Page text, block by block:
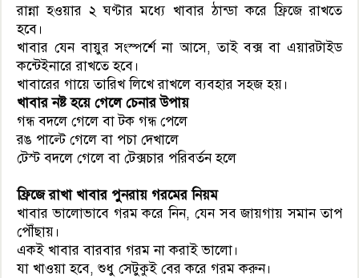
রান্না হওয়ার ২ ঘণ্টার মধ্যে খাবার ঠান্ডা করে ফ্রিজে রাখতে
হবে।
খাবার যেন বায়ুর সংস্পর্শে না আসে, তাই বক্স বা এয়ারটাইড
কন্টেইনারে রাখতে হবে।
খাবারের গায়ে তারিখ লিখে রাখলে ব্যবহার সহজ হয়।
খাবার নষ্ট হয়ে গেলে চেনার উপায়
গন্ধ বদলে গেলে বা টক গন্ধ পেলে
রঙ পাল্টে গেলে বা পচা দেখালে
টেস্ট বদলে গেলে বা টেক্সচার পরিবর্তন হলে
ফ্রিজে রাখা খাবার পুনরায় গরমের নিয়ম
খাবার ভালোভাবে গরম করে নিন, যেন সব জায়গায় সমান তাপ
পৌঁছায়।
একই খাবার বারবার গরম না করাই ভালো।
যা খাওয়া হবে, শুধু সেটুকুই বের করে গরম করুন।